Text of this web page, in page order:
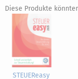
Diese Produkte
STEUEReasy